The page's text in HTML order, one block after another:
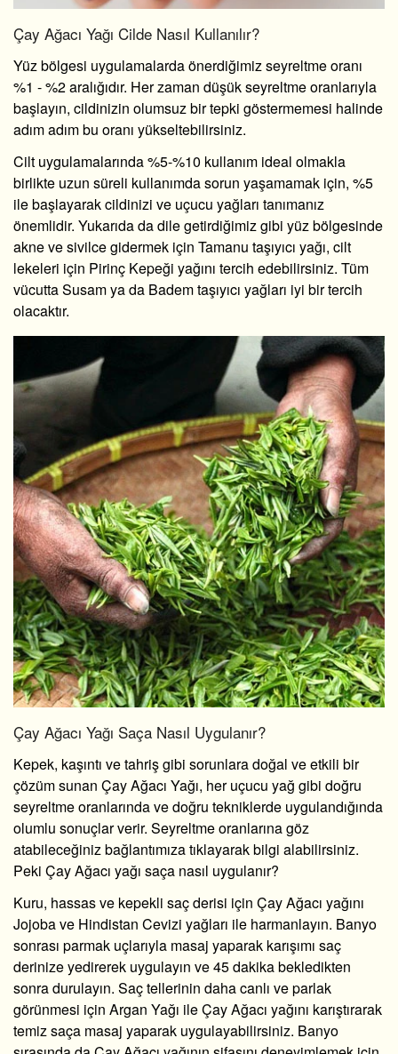
Çay Ağacı Yağı Cilde Nasıl Kullanılır?
Yüz bölgesi uygulamalarda önerdiğimiz seyreltme oranı
%1 - %2 aralığıdır. Her zaman düşük seyreltme oranlarıyla
başlayın, cildinizin olumsuz bir tepki göstermemesi halinde
adım adım bu oranı yükseltebilirsiniz.
Cilt uygulamalarında %5-%10 kullanım ideal olmakla
birlikte uzun süreli kullanımda sorun yaşamamak için, %5
ile başlayarak cildinizi ve uçucu yağları tanımanız
önemlidir. Yukarıda da dile getirdiğimiz gibi yüz bölgesinde
akne ve sivilce gidermek için Tamanu taşıyıcı yağı, cilt
lekeleri için Pirinç Kepeği yağını tercih edebilirsiniz. Tüm
vücutta Susam ya da Badem taşıyıcı yağları iyi bir tercih
olacaktır.
Çay Ağacı Yağı Saça Nasıl Uygulanır?
Kepek, kaşıntı ve tahriş gibi sorunlara doğal ve etkili bir
çözüm sunan Çay Ağacı Yağı, her uçucu yağ gibi doğru
seyreltme oranlarında ve doğru tekniklerde uygulandığında
olumlu sonuçlar verir. Seyreltme oranlarına göz
atabileceğiniz bağlantımıza tıklayarak bilgi alabilirsiniz.
Peki Çay Ağacı yağı saça nasıl uygulanır?
Kuru, hassas ve kepekli saç derisi için Çay Ağacı yağını
Jojoba ve Hindistan Cevizi yağları ile harmanlayın. Banyo
sonrası parmak uçlarıyla masaj yaparak karışımı saç
derinize yedirerek uygulayın ve 45 dakika bekledikten
sonra durulayın. Saç tellerinin daha canlı ve parlak
görünmesi için Argan Yağı ile Çay Ağacı yağını karıştırarak
temiz saça masaj yaparak uygulayabilirsiniz. Banyo